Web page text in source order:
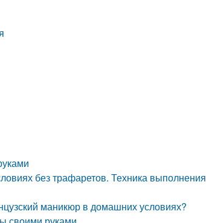
без трафаретов. Техника
маникюр в домашних условиях?